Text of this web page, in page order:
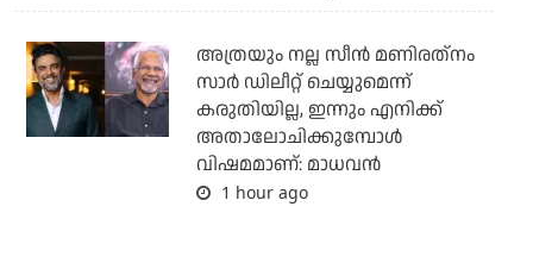
അത്രയും നല്ല സീന്‍ മണിരത്‌നം
സാര്‍ ഡിലീറ്റ് ചെയ്യുമെന്ന്
കരുതിയില്ല, ഇന്നും എനിക്ക്
അതാലോചിക്കുമ്പോള്‍
വിഷമമാണ്: മാധവന്‍
1 hour ago